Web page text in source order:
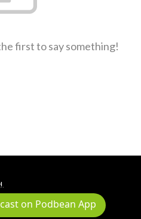
first to say something!
on Podbean App